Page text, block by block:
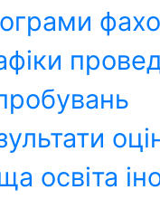
освіта